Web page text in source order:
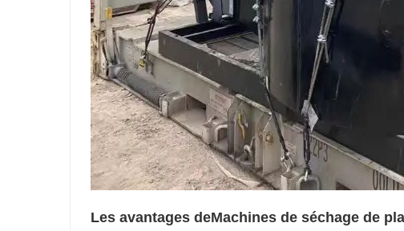
Les avantages deMachines de séchage de